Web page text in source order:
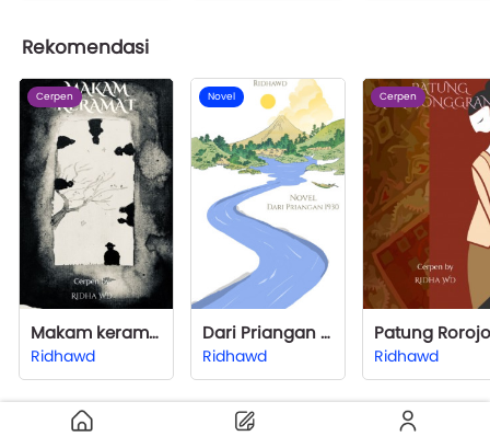
Rekomendasi
Cerpen
Makam keramat
Ridhawd
Novel
Dari Priangan 1930
Ridhawd
Cerpen
Ridhawd